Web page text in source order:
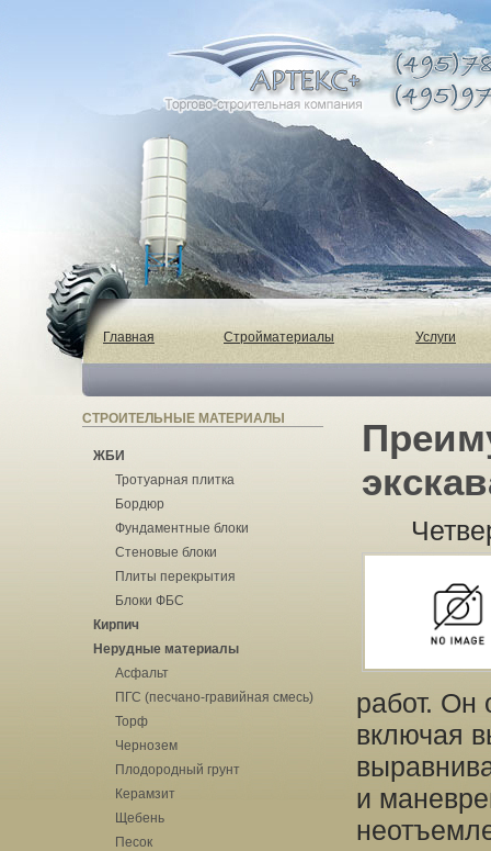
Главная Стройматериалы Услуги
СТРОИТЕЛЬНЫЕ МАТЕРИАЛЫ
ЖБИ
Тротуарная плитка
Бордюр
Фундаментные блоки
Стеновые блоки
Плиты перекрытия
Блоки ФБС
Кирпич
Нерудные материалы
Асфальт
ПГС (песчано-гравийная смесь)
Торф
Чернозем
Плодородный грунт
Керамзит
Щебень
Песок
работ. Он
включая
и